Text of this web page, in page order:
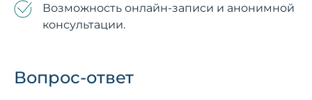
Возможность онлайн-записи и анонимной
консультации.
Вопрос-ответ